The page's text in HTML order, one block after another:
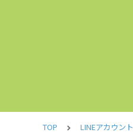
TOP LINEアカウント